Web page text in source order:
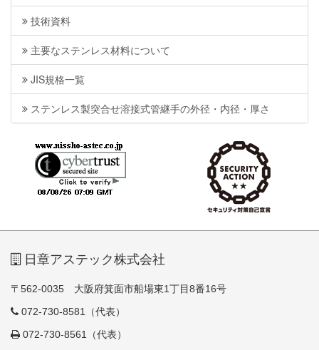
技術資料
主要なステンレス材料について
JIS規格一覧
ステンレス製突合せ溶接式管継手の外径・内径・厚さ
日章アステック株式会社
〒562-0035 大阪府箕面市船場東1丁目8番16号
072-730-8581（代表）
072-730-8561（代表）